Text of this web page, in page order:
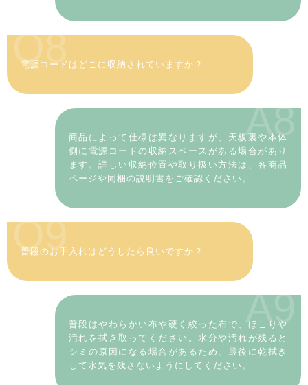
Q8
電源コードはどこに収納されていますか？
A8
商品によって仕様は異なりますが、天板裏や本体
側に電源コードの収納スペースがある場合があり
ます。詳しい収納位置や取り扱い方法は、各商品
ページや同梱の説明書をご確認ください。
Q9
普段のお手入れはどうしたら良いですか？
A9
普段はやわらかい布や硬く絞った布で、ほこりや
汚れを拭き取ってください。水分や汚れが残ると
シミの原因になる場合があるため、最後に乾拭き
して水気を残さないようにしてください。